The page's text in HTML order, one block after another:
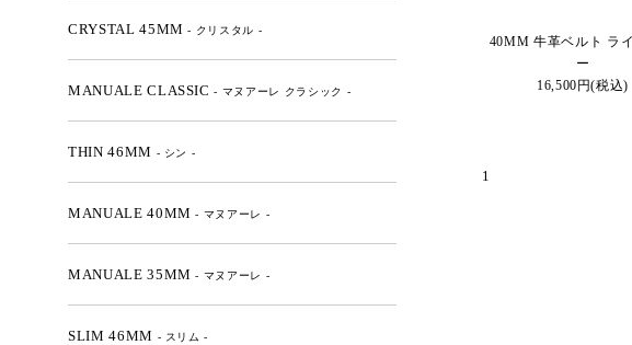
40MM 牛革ベルト ラ
ー
16,500円(税込)
1
CRYSTAL 45MM- クリスタル -
MANUALE CLASSIC- マヌアーレ クラシック -
THIN 46MM - シン -
MANUALE 40MM- マヌアーレ -
MANUALE 35MM- マヌアーレ -
SLIM 46MM - スリム -